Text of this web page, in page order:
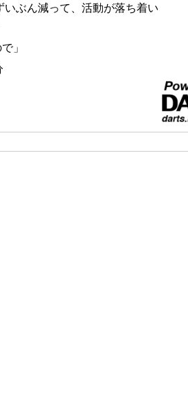
いぶん減って、活動が落ち着い
」